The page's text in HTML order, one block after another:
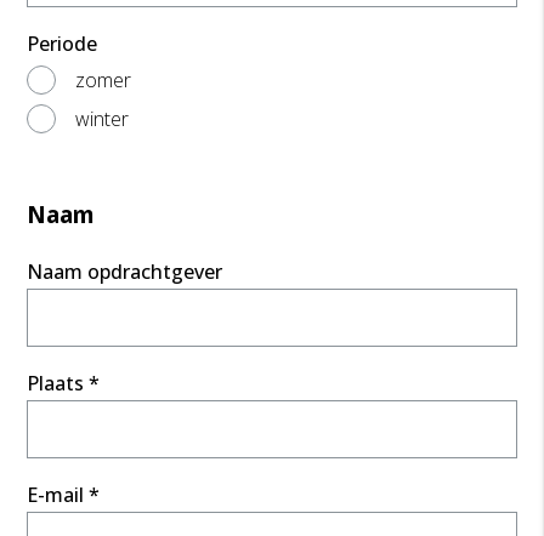
zomer
winter
Periode
Naam
Naam opdrachtgever
Plaats *
E-mail *